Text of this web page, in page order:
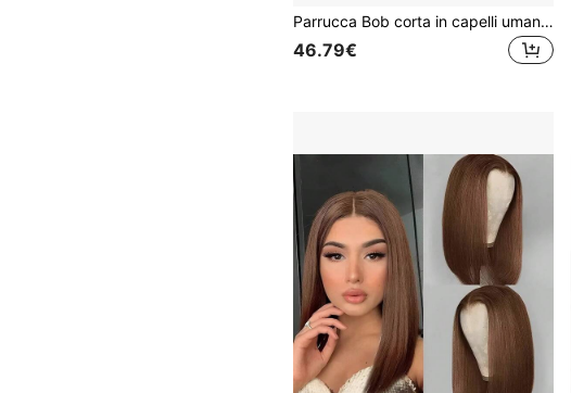
Parrucca Bob corta in capelli umani lisci, colore #4 marrone cioccolato, con frontalino in pizzo trasparente 13x4, per donne, parrucca Bob colorata in capelli umani, densità 180%
46.79€